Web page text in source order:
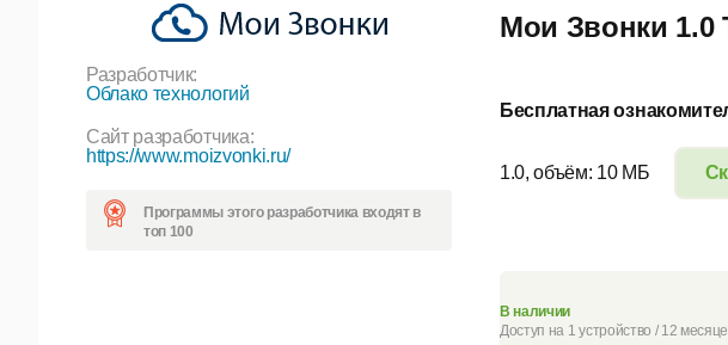
Мои Звонки 1.0
Разработчик:
Облако технологий
Сайт разработчика:
https://www.moizvonki.ru/
Программы этого разработчика входят в
топ 100
Бесплатная
1.0, объём: 10 МБ
В наличии
Доступ на 1 устройство / 12